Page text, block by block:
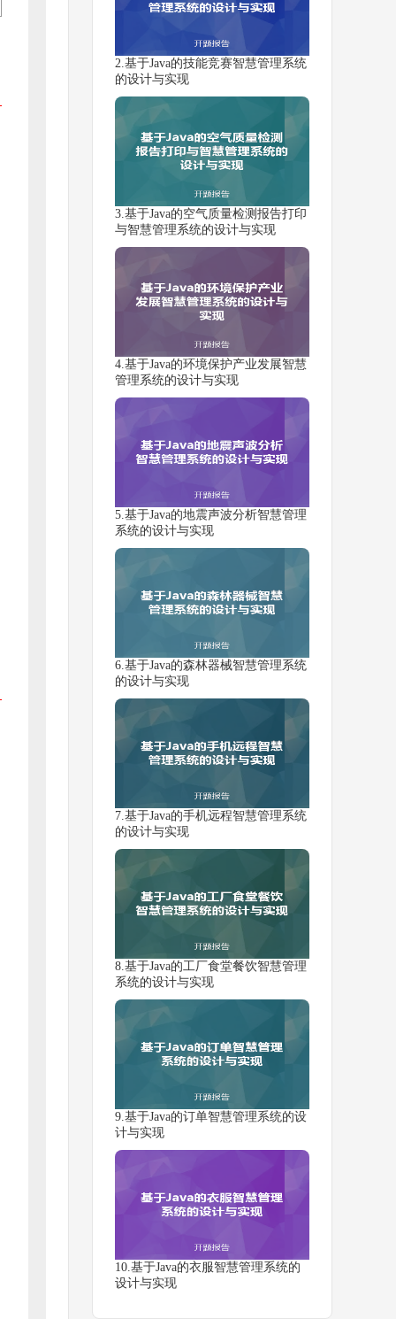
2.基于Java的技能竞赛智慧管理系统
的设计与实现
3.基于Java的空气质量检测报告打印
与智慧管理系统的设计与实现
4.基于Java的环境保护产业发展智慧
管理系统的设计与实现
5.基于Java的地震声波分析智慧管理
系统的设计与实现
6.基于Java的森林器械智慧管理系统
的设计与实现
7.基于Java的手机远程智慧管理系统
的设计与实现
8.基于Java的工厂食堂餐饮智慧管理
系统的设计与实现
9.基于Java的订单智慧管理系统的设
计与实现
10.基于Java的衣服智慧管理系统的
设计与实现